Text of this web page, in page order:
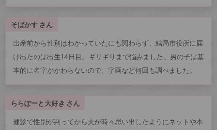
そばかす さん
出産前から性別はわかっていたにも関わらず、結局市役所に届
け出たのは出生14日目。ギリギリまで悩みました。男の子は基
本的に名字がかわらないので、字画など何回も調べました。
ららぽーと大好き さん
健診で性別が判ってから夫が時々思い出したようにネットや本